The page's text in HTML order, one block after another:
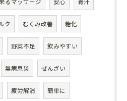
ク むくみ改善 糖化
野菜不足 飲みやすい
無病息災 ぜんざい
疲労解消 簡単に